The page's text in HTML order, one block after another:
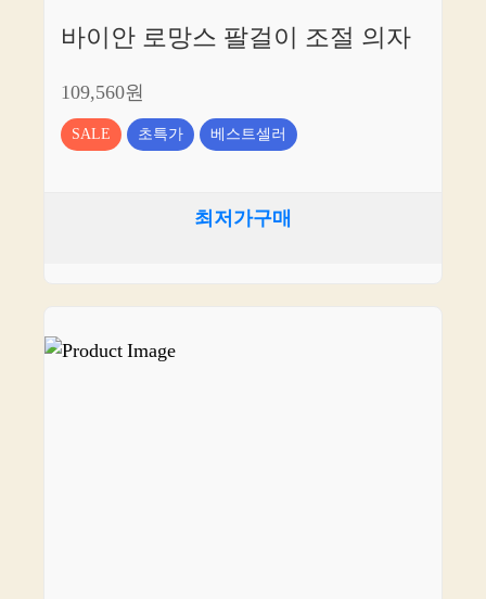
바이안 로망스 팔걸이 조절 의자
109,560원
SALE 초특가 베스트셀러
최저가구매